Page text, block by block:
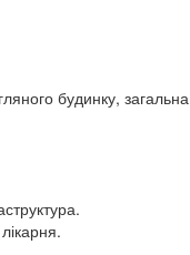
будинку, загальна